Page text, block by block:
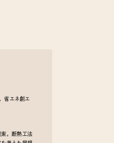
省エネ創エ
。断熱工法